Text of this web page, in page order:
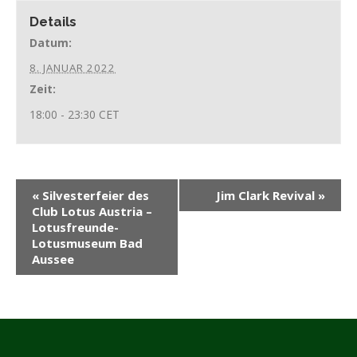
Details
Datum:
8. JANUAR 2022
Zeit:
18:00 - 23:30 CET
« Silvesterfeier des
Club Lotus Austria –
Lotusfreunde-
Lotusmuseum Bad
Aussee
Jim Clark Revival »